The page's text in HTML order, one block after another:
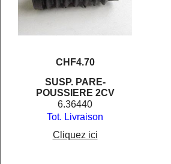
CHF4.70
SUSP. PARE-
POUSSIERE 2CV
6.36440
Tot. Livraison
Cliquez ici